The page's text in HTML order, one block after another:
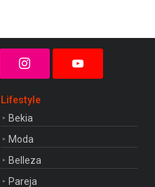
Lifestyle
Bekia
Moda
Belleza
Pareja